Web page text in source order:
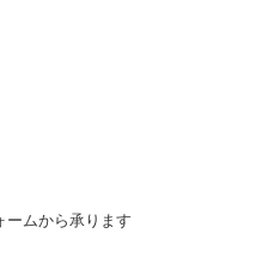
ームから承ります